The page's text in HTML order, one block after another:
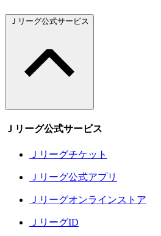
Ｊリーグ公式サービス
Ｊリーグ公式サービス
Ｊリーグチケット
Ｊリーグ公式アプリ
Ｊリーグオンラインストア
ＪリーグID